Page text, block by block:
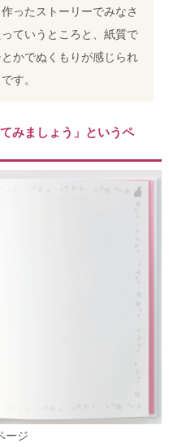
ったストーリーでみなさ
ていうところと、紙質で
かでぬくもりが感じられ
す。
みましょう」というペ
ージ